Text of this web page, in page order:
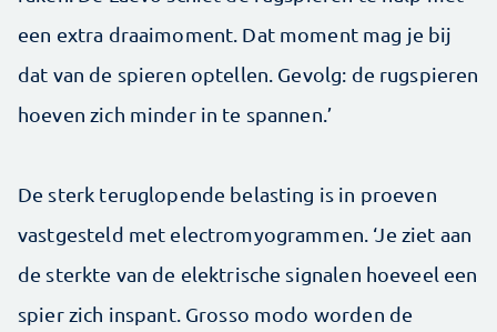
een extra draaimoment. Dat moment mag je bij
dat van de spieren optellen. Gevolg: de rugspieren
hoeven zich minder in te spannen.’
De sterk teruglopende belasting is in proeven
vastgesteld met electromyogrammen. ‘Je ziet aan
de sterkte van de elektrische signalen hoeveel een
spier zich inspant. Grosso modo worden de